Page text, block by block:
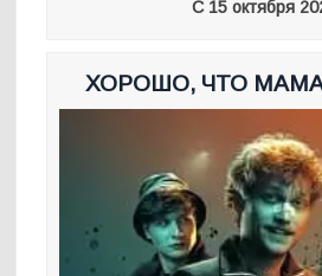
С 15 октября
ХОРОШО, ЧТО